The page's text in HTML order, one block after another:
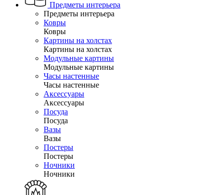
Предметы интерьера
Предметы интерьера
Ковры
Ковры
Картины на холстах
Картины на холстах
Модульные картины
Модульные картины
Часы настенные
Часы настенные
Аксессуары
Аксессуары
Посуда
Посуда
Вазы
Вазы
Постеры
Постеры
Ночники
Ночники